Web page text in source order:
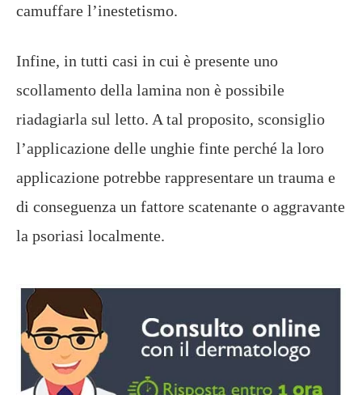
camuffare l’inestetismo.
Infine, in tutti casi in cui è presente uno
scollamento della lamina non è possibile
riadagiarla sul letto. A tal proposito, sconsiglio
l’applicazione delle unghie finte perché la loro
applicazione potrebbe rappresentare un trauma e
di conseguenza un fattore scatenante o aggravante
la psoriasi localmente.